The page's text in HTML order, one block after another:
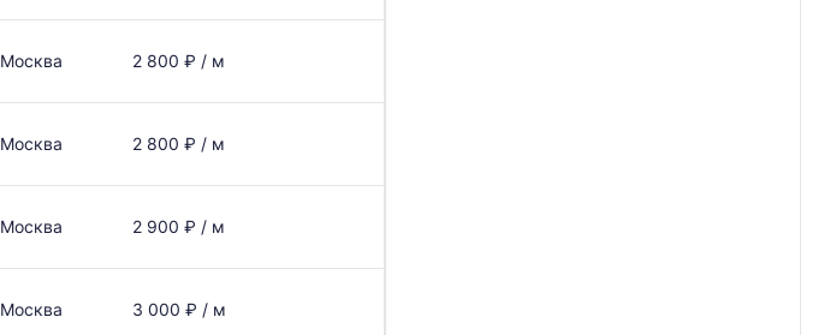
Москва 2 800 ₽ / м
Москва 2 800 ₽ / м
Москва 2 900 ₽ / м
Москва 3 000 ₽ / м